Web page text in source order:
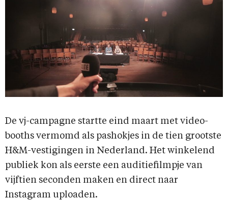
De vj-campagne startte eind maart met video-
booths vermomd als pashokjes in de tien grootste
H&M-vestigingen in Nederland. Het winkelend
publiek kon als eerste een auditiefilmpje van
vijftien seconden maken en direct naar
Instagram uploaden.